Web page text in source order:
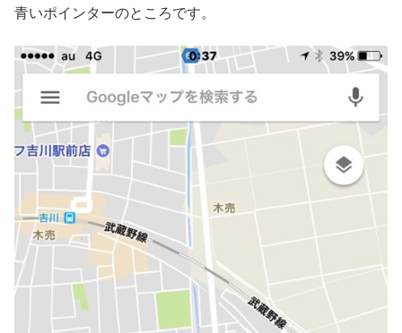
青いポインターのところです。